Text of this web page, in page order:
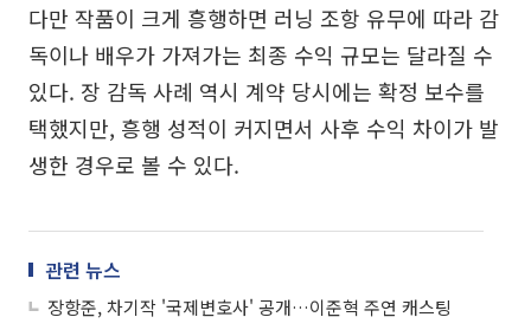
다만 작품이 크게 흥행하면 러닝 조항 유무에 따라 감
독이나 배우가 가져가는 최종 수익 규모는 달라질 수
있다. 장 감독 사례 역시 계약 당시에는 확정 보수를
택했지만, 흥행 성적이 커지면서 사후 수익 차이가 발
생한 경우로 볼 수 있다.
관련 뉴스
장항준, 차기작 '국제변호사' 공개…이준혁 주연 캐스팅